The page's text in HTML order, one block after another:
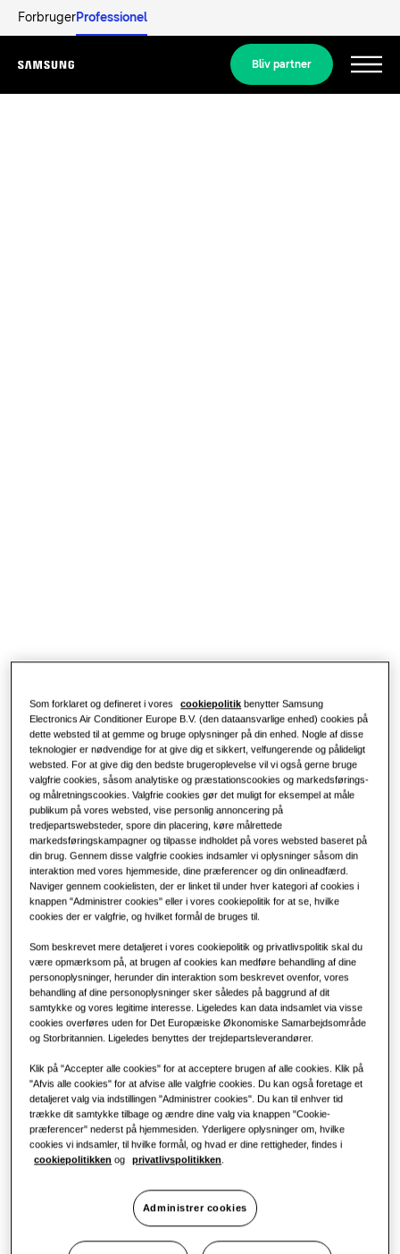
ForbrugerProfessionel
Menu
Bliv partner
fungerer det?
LØSNINGER TIL ERHVERV
Hoteller
Detail
Restaurant
Kontor
Bæredygtighed
One Samsung
SmartThings Pro
Som forklaret og defineret i vores cookiepolitik benytter Samsung
Electronics Air Conditioner Europe B.V. (den dataansvarlige enhed) cookies på
dette websted til at gemme og bruge oplysninger på din enhed. Nogle af disse
teknologier er nødvendige for at give dig et sikkert, velfungerende og pålideligt
websted. For at give dig den bedste brugeroplevelse vil vi også gerne bruge
valgfrie cookies, såsom analytiske og præstationscookies og markedsførings-
og målretningscookies. Valgfrie cookies gør det muligt for eksempel at måle
publikum på vores websted, vise personlig annoncering på
tredjepartswebsteder, spore din placering, køre målrettede
markedsføringskampagner og tilpasse indholdet på vores websted baseret på
din brug. Gennem disse valgfrie cookies indsamler vi oplysninger såsom din
interaktion med vores hjemmeside, dine præferencer og din onlineadfærd.
Naviger gennem cookielisten, der er linket til under hver kategori af cookies i
knappen "Administrer cookies" eller i vores cookiepolitik for at se, hvilke
cookies der er valgfrie, og hvilket formål de bruges til.
Som beskrevet mere detaljeret i vores cookiepolitik og privatlivspolitik skal du
være opmærksom på, at brugen af cookies kan medføre behandling af dine
personoplysninger, herunder din interaktion som beskrevet ovenfor, vores
behandling af dine personoplysninger sker således på baggrund af dit
samtykke og vores legitime interesse. Ligeledes kan data indsamlet via visse
cookies overføres uden for Det Europæiske Økonomiske Samarbejdsområde
og Storbritannien. Ligeledes benyttes der trejdepartsleverandører.
Klik på "Accepter alle cookies" for at acceptere brugen af alle cookies. Klik på
"Afvis alle cookies" for at afvise alle valgfrie cookies. Du kan også foretage et
detaljeret valg via indstillingen "Administrer cookies". Du kan til enhver tid
trække dit samtykke tilbage og ændre dine valg via knappen "Cookie-
præferencer" nederst på hjemmesiden. Yderligere oplysninger om, hvilke
cookies vi indsamler, til hvilke formål, og hvad er dine rettigheder, findes i
cookiepolitikken og privatlivspolitikken
Administrer cookies